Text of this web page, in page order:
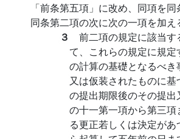
「前条第五項」に改め、同項を同
同条第二項の次に次の一項を加え
３ 前二項の規定に該当す
て、これらの規定に規
の計算の基礎となるべき
又は仮装されたものに
の提出期限後のその提出
の十一第一項から第三項
る更正若しくは決定が